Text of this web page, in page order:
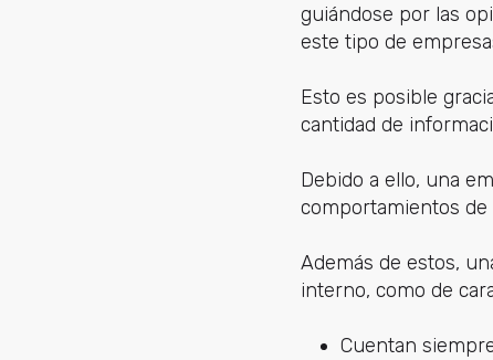
guiándose por las
este tipo de
Esto es posible
cantidad de
Debido a ello, una
comportamientos de
Además de estos,
interno, como de
Cuentan